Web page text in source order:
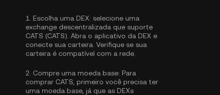
1. Escolha uma DEX: selecione uma
exchange descentralizada que suporte
CATS (CATS). Abra o aplicativo da DEX e
conecte sua carteira. Verifique se sua
carteira é compatível com a rede.
2. Compre uma moeda base: Para
comprar CATS, primeiro você precisa ter
uma moeda base, já que as DEXs